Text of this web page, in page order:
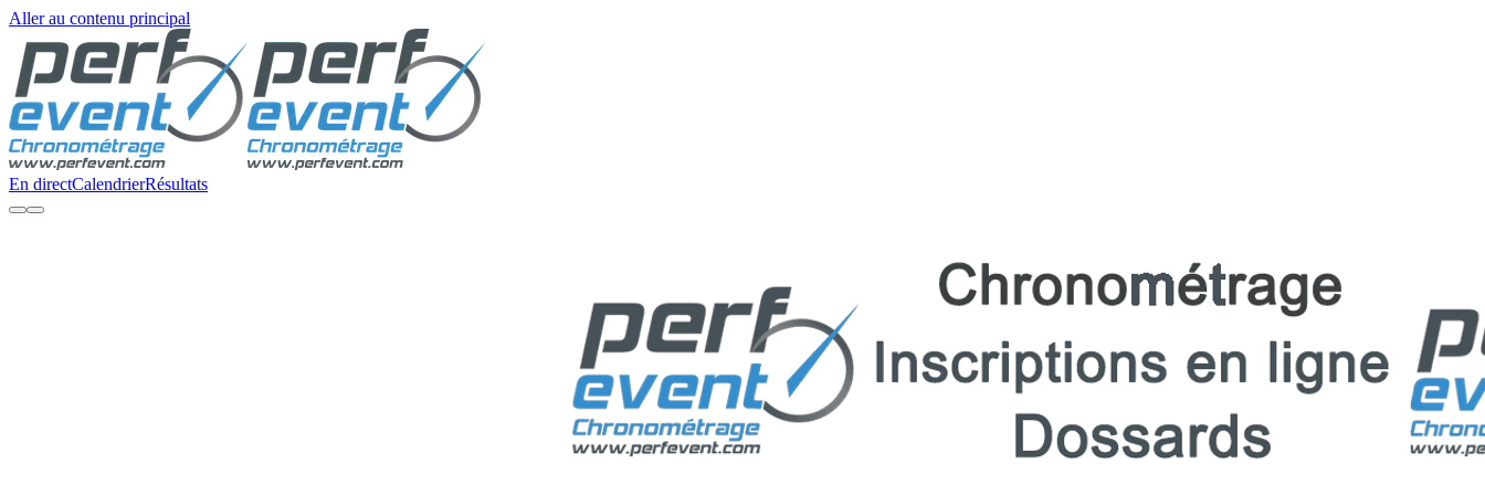
Aller au contenu principal
En directCalendrierRésultats